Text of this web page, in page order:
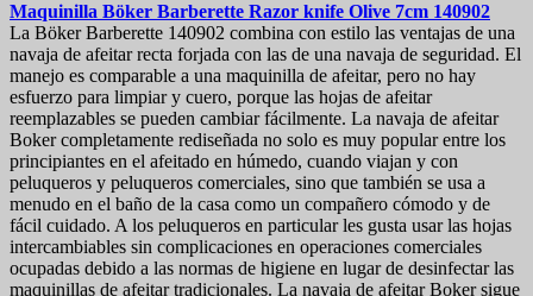
Maquinilla Böker Barberette Razor knife Olive 7cm 140902
La Böker Barberette 140902 combina con estilo las ventajas de una
navaja de afeitar recta forjada con las de una navaja de seguridad. El
manejo es comparable a una maquinilla de afeitar, pero no hay
esfuerzo para limpiar y cuero, porque las hojas de afeitar
reemplazables se pueden cambiar fácilmente. La navaja de afeitar
Boker completamente rediseñada no solo es muy popular entre los
principiantes en el afeitado en húmedo, cuando viajan y con
peluqueros y peluqueros comerciales, sino que también se usa a
menudo en el baño de la casa como un compañero cómodo y de
fácil cuidado. A los peluqueros en particular les gusta usar las hojas
intercambiables sin complicaciones en operaciones comerciales
ocupadas debido a las normas de higiene en lugar de desinfectar las
maquinillas de afeitar tradicionales. La navaja de afeitar Boker sigue